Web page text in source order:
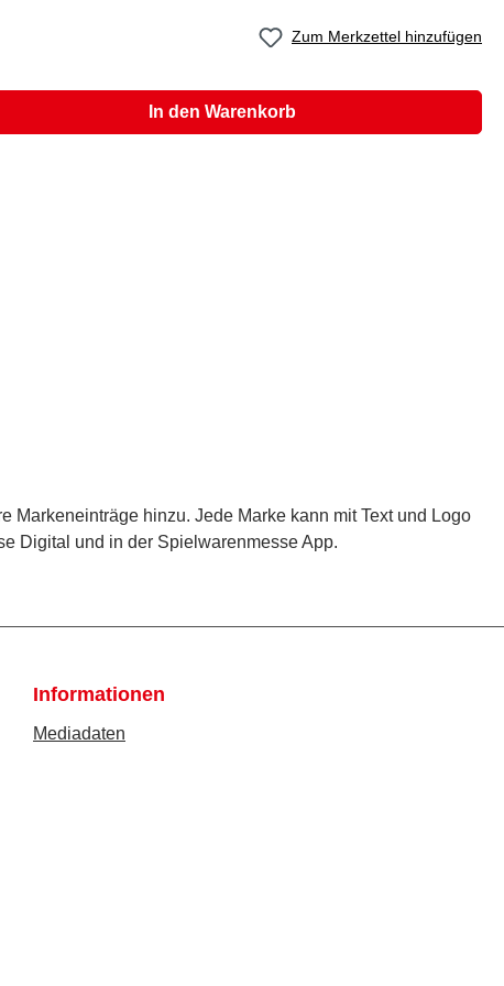
Zum Merkzettel hinzufügen
In den Warenkorb
hinzu. Jede Marke kann mit Text und Logo
Digital und in der Spielwarenmesse App.
Informationen
Mediadaten